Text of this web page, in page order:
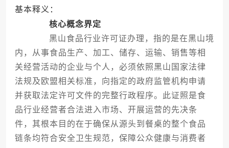
基本释义：
核心概念界定
黑山食品行业许可证办理，指的是在黑山境
内，从事食品生产、加工、储存、运输、销售等相
关经营活动的企业与个人，必须依照黑山国家法律
法规及欧盟相关标准，向指定的政府监管机构申请
并获取法定许可文件的完整行政程序。此证照是食
品行业经营者合法进入市场、开展运营的先决条
件，其根本目的在于确保从源头到餐桌的整个食品
链条均符合安全卫生规范，保障公众健康与消费者